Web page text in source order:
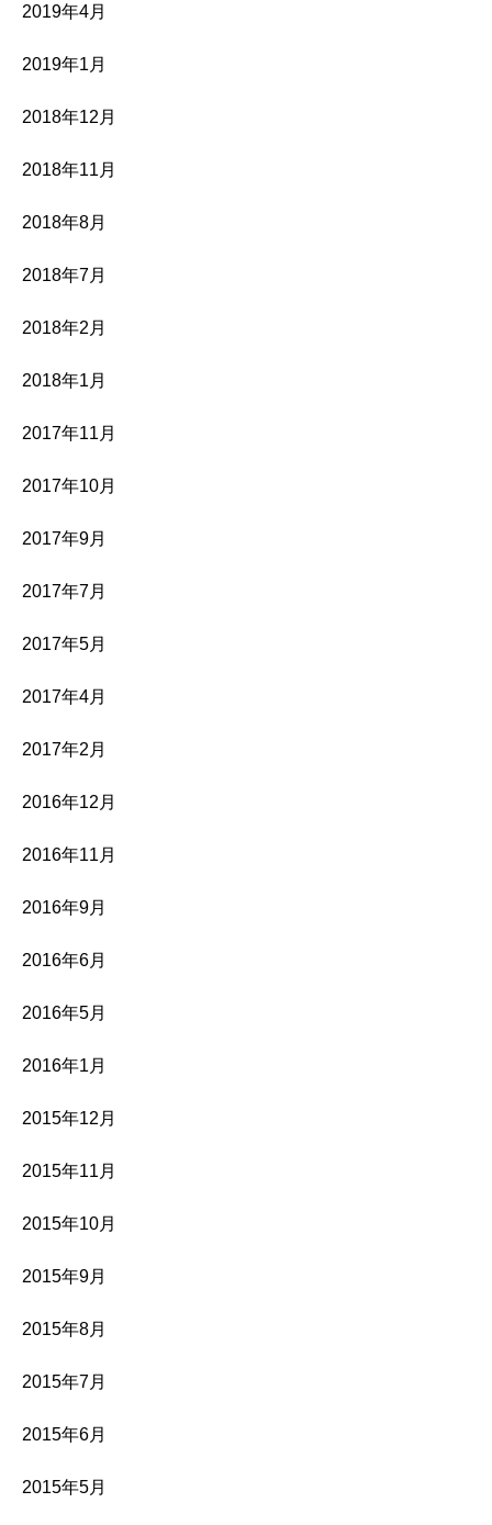
2019年4月
2019年1月
2018年12月
2018年11月
2018年8月
2018年7月
2018年2月
2018年1月
2017年11月
2017年10月
2017年9月
2017年7月
2017年5月
2017年4月
2017年2月
2016年12月
2016年11月
2016年9月
2016年6月
2016年5月
2016年1月
2015年12月
2015年11月
2015年10月
2015年9月
2015年8月
2015年7月
2015年6月
2015年5月